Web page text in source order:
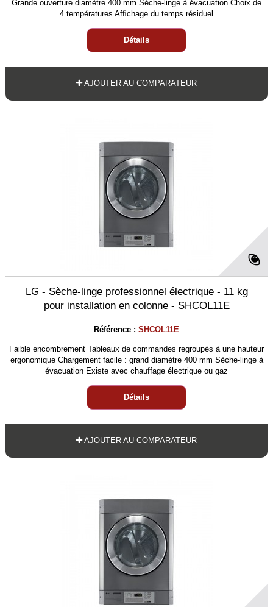
Grande ouverture diamètre 400 mm Sèche-linge à évacuation Choix de
4 températures Afﬁchage du temps résiduel
Détails
AJOUTER AU COMPARATEUR
LG - Sèche-linge professionnel électrique - 11 kg
pour installation en colonne - SHCOL11E
Référence : SHCOL11E
Faible encombrement Tableaux de commandes regroupés à une hauteur
ergonomique Chargement facile : grand diamètre 400 mm Sèche-linge à
évacuation Existe avec chauffage électrique ou gaz
Détails
AJOUTER AU COMPARATEUR